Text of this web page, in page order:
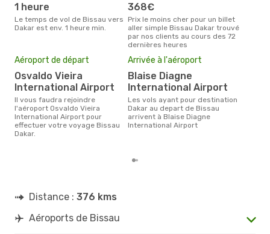
1 heure
Le temps de vol de Bissau vers
Dakar est env. 1 heure min.
368€
Prix le moins cher pour un billet
aller simple Bissau Dakar trouvé
par nos clients au cours des 72
dernières heures
Aéroport de départ
Osvaldo Vieira
International Airport
Il vous faudra rejoindre
l'aéroport Osvaldo Vieira
International Airport pour
effectuer votre voyage Bissau
Dakar.
Arrivée à l'aéroport
Blaise Diagne
International Airport
Les vols ayant pour destination
Dakar au depart de Bissau
arrivent à Blaise Diagne
International Airport
Distance : 376 kms
Aéroports de Bissau